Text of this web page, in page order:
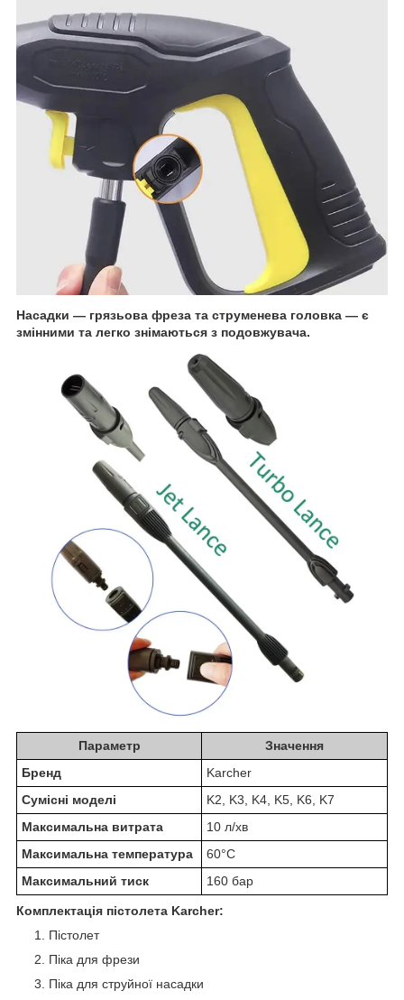
Насадки — грязьова фреза та струменева головка — є
змінними та легко знімаються з подовжувача.
Параметр
Значення
Бренд
Karcher
Сумісні моделі
K2, K3, K4, K5, K6, K7
Максимальна витрата
10 л/хв
Максимальна температура
60°C
Максимальний тиск
160 бар
Комплектація пістолета Karcher:
Пістолет
Піка для фрези
Піка для струйної насадки